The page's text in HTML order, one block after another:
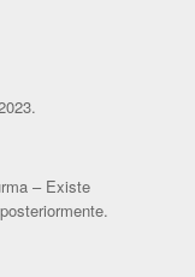
– Existe